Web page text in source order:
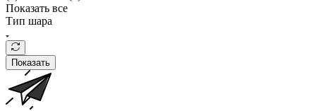
Показать все
Тип шара
Показать